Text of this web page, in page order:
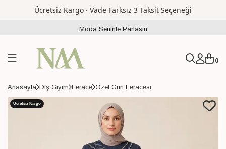
Ücretsiz Kargo · Vade Farksız 3 Taksit Seçeneği
Moda Seninle Parlasın
0
Anasayfa Dış Giyim Ferace Özel Gün Feracesi
Ücretsiz Kargo